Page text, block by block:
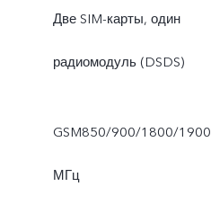
Две SIM-карты, один
радиомодуль (DSDS)
GSM850/900/1800/
МГц